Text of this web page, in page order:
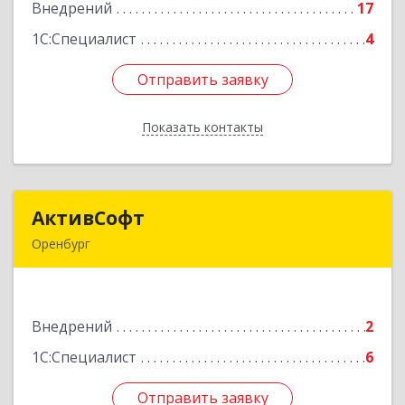
Внедрений
17
1С:Специалист
4
Отправить заявку
Показать контакты
Подробнее
Отправить заявку
Назад
АктивСофт
Оренбург
Внедрений
2
1С:Специалист
6
Отправить заявку
Подробнее
Отправить заявку